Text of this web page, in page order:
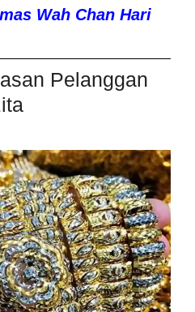
Wah Chan Hari
Pelanggan